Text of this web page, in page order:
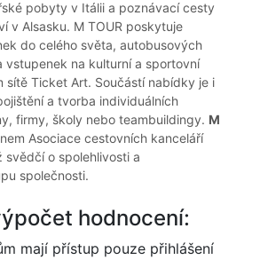
pobyty v Itálii a poznávací cesty
v Alsasku. M TOUR poskytuje
do celého světa, autobusových
vstupenek na kulturní a sportovní
sítě Ticket Art. Součástí nabídky je i
a tvorba individuálních
firmy, školy nebo teambuildingy. M
Asociace cestovních kanceláří
svědčí o spolehlivosti a
společnosti.
hodnocení:
mají přístup pouze přihlášení